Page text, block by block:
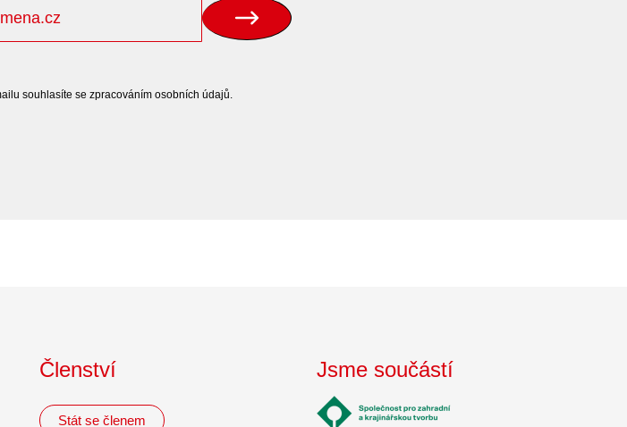
Odebírat
souhlasíte se zpracováním osobních údajů.
Členství
Stát se členem
Jsme součástí